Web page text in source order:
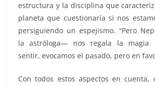
estructura y la disciplina que
planeta que cuestionaría si nos
persiguiendo un espejismo. “Pero
la astróloga― nos regala la magia
sentir, evocamos el pasado, pero en
Con todos estos aspectos en cuenta,